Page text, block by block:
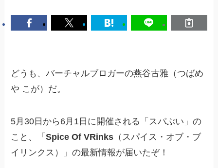
どうも、バーチャルブロガーの燕谷古雅（つばめ
や こが）だ。
5月30日から6月1日に開催される「スパぶい」の
こと、「Spice Of VRinks （スパイス・オブ・ブ
イリンクス）」の最新情報が届いたぞ！